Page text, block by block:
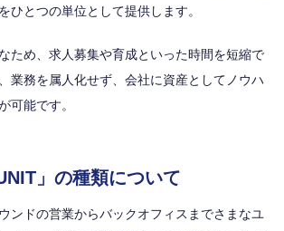
ひとつの単位として提供します。
ため、求人募集や育成といった時間を短縮で
業務を属人化せず、会社に資産としてノウハ
可能です。
」の種類について
ンドの営業からバックオフィスまでさまなユ